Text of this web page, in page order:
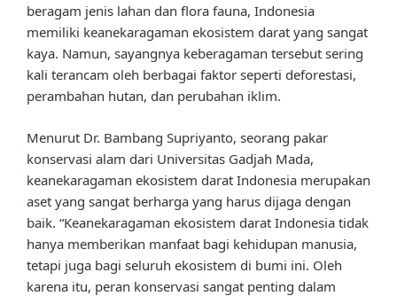
beragam jenis lahan dan flora fauna, Indonesia
memiliki keanekaragaman ekosistem darat yang sangat
kaya. Namun, sayangnya keberagaman tersebut sering
kali terancam oleh berbagai faktor seperti deforestasi,
perambahan hutan, dan perubahan iklim.
Menurut Dr. Bambang Supriyanto, seorang pakar
konservasi alam dari Universitas Gadjah Mada,
keanekaragaman ekosistem darat Indonesia merupakan
aset yang sangat berharga yang harus dijaga dengan
baik. “Keanekaragaman ekosistem darat Indonesia tidak
hanya memberikan manfaat bagi kehidupan manusia,
tetapi juga bagi seluruh ekosistem di bumi ini. Oleh
karena itu, peran konservasi sangat penting dalam